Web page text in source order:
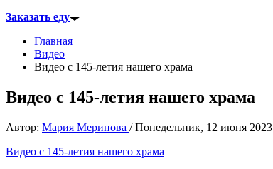
Заказать еду
Главная
Видео
Видео с 145-летия нашего храма
Видео с 145-летия нашего храма
Автор: Мария Меринова /Понедельник, 12 июня 2023
Видео с 145-летия нашего храма